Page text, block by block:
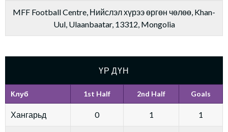
MFF Football Centre, Нийслэл хүрээ өргөн чөлөө, Khan-
Uul, Ulaanbaatar, 13312, Mongolia
ҮР ДҮН
Клуб 1st Half 2nd Half Goals
Хангарьд 0 1 1